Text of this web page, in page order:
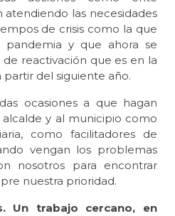
las necesidades
de crisis como la que
y que ahora se
reactivación que es en la
del siguiente año.
ocasiones a que hagan
y al municipio como
como facilitadores de
vengan los problemas
nosotros para encontrar
nuestra prioridad.
Un trabajo cercano, en